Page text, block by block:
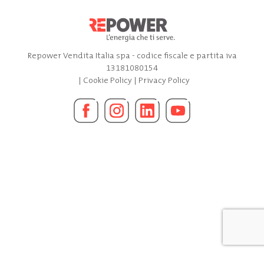
Repower Vendita Italia spa - codice fiscale e partita iva
13181080154
| Cookie Policy| Privacy Policy